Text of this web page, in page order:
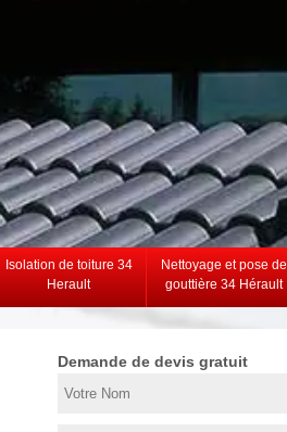
Isolation de toiture 34
Herault
Nettoyage et pose de
gouttière 34 Hérault
Demande de devis gratuit